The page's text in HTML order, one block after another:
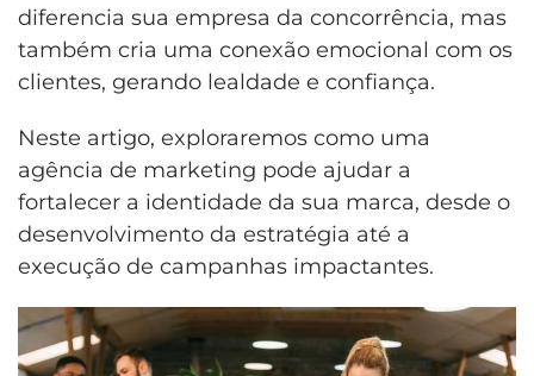
diferencia sua empresa da concorrência, mas
também cria uma conexão emocional com os
clientes, gerando lealdade e confiança.
Neste artigo, exploraremos como uma
agência de marketing pode ajudar a
fortalecer a identidade da sua marca, desde o
desenvolvimento da estratégia até a
execução de campanhas impactantes.